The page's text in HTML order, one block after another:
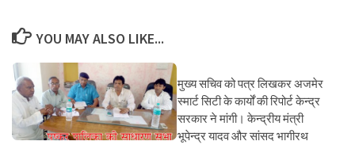
YOU MAY ALSO LIKE...
मुख्य सचिव को पत्र लिखकर अजमेर
स्मार्ट सिटी के कार्यों की रिपोर्ट केन्द्र
सरकार ने मांगी। केन्द्रीय मंत्री
भूपेन्द्र यादव और सांसद भागीरथ